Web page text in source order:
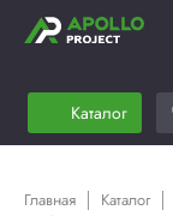
Каталог
Главная Каталог